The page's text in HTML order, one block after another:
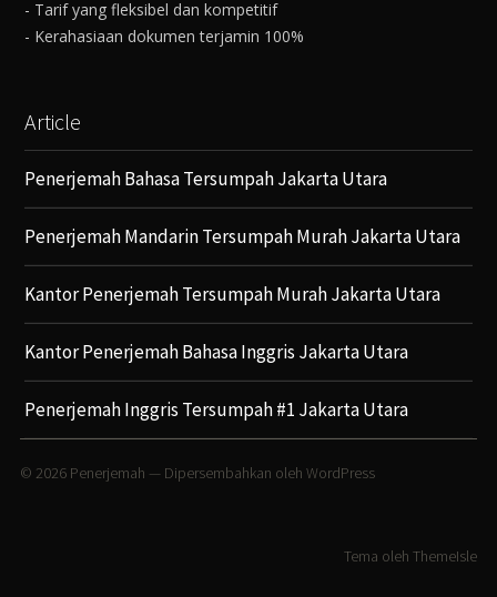
- Tarif yang fleksibel dan kompetitif
- Kerahasiaan dokumen terjamin 100%
Article
Penerjemah Bahasa Tersumpah Jakarta Utara
Penerjemah Mandarin Tersumpah Murah Jakarta Utara
Kantor Penerjemah Tersumpah Murah Jakarta Utara
Kantor Penerjemah Bahasa Inggris Jakarta Utara
Penerjemah Inggris Tersumpah #1 Jakarta Utara
© 2026 Penerjemah — Dipersembahkan oleh WordPress
Tema olehThemeIsle